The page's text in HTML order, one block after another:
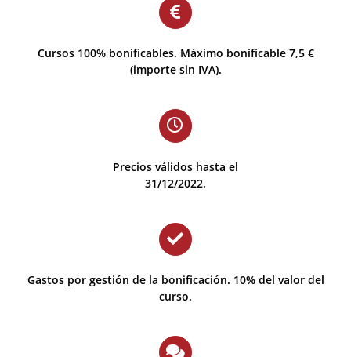
Cursos 100% bonificables. Máximo bonificable 7,5 €
(importe sin IVA).
Precios válidos hasta el
31/12/2022.
Gastos por gestión de la bonificación. 10% del valor del
curso.